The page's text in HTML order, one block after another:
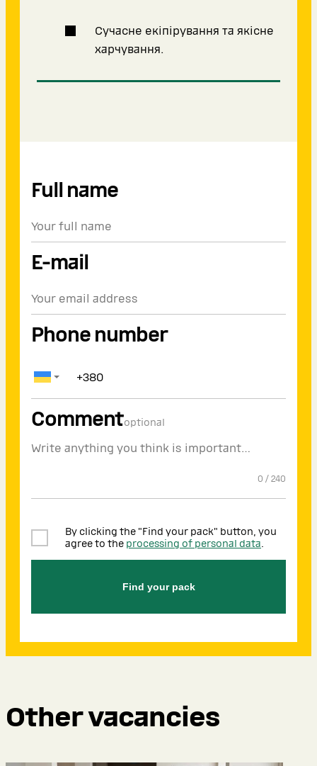
Сучасне екіпірування та якісне
харчування.
Full name
E-mail
Phone number
Commentoptional
0 / 240
By clicking the "Find your pack" button, you
agree to the processing of personal data.
Find your pack
Other vacancies